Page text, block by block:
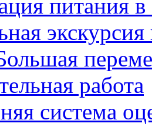
питания в
работа
система